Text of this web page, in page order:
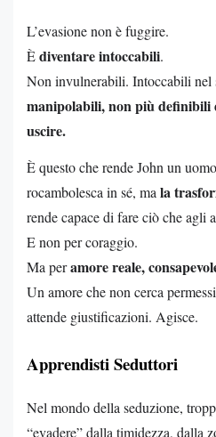
L’evasione non è fuggire.
Èdiventare intoccabili.
Non invulnerabili. Intoccabili nel
manipolabili, non più definibili
uscire.
È questo che rende John un
rocambolesca in sé, ma la
rende capace di fare ciò che agli
E non per coraggio.
Ma peramore reale,
Un amore che non cerca
attende giustificazioni. Agisce.
Apprendisti Seduttori
Nel mondo della seduzione,
“evadere” dalla timidezza, dalla